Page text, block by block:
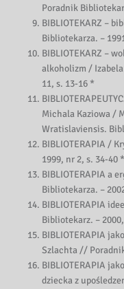
Poradnik
BIBLIOTEKARZ –
Bibliotekarza. –
BIBLIOTEKARZ –
alkoholizm /
11, s. 13-16 *
Michala Kaziowa /
Wratislaviensis.
BIBLIOTERAPIA /
1999, nr 2, s. 34-40 *
BIBLIOTERAPIA a
Bibliotekarza. –
BIBLIOTERAPIA
Bibliotekarz. –
BIBLIOTERAPIA
Szlachta //
BIBLIOTERAPIA
dziecka z